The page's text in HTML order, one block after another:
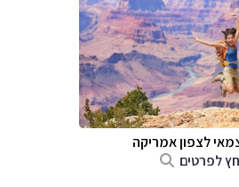
לצפון אמריקה
לפרטים